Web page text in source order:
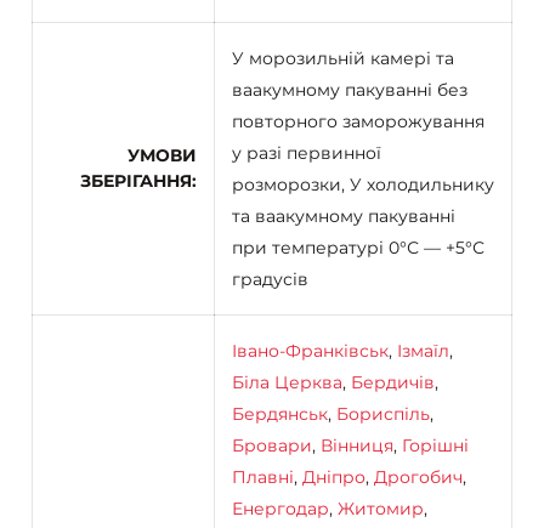
УМОВИ
ЗБЕРІГАННЯ
У морозильній камері та
ваакумному пакуванні без
повторного заморожування
у разі первинної
розморозки, У холодильнику
та ваакумному пакуванні
при температурі 0°С — +5°С
градусів
Івано-Франківськ, Ізмаїл,
Біла Церква, Бердичів,
Бердянськ, Бориспіль,
Бровари, Вінниця, Горішні
Плавні, Дніпро, Дрогобич,
Енергодар, Житомир,